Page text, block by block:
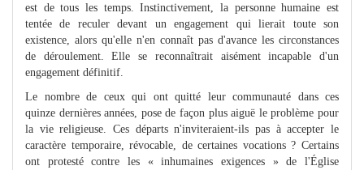
est de tous les temps. Instinctivement, la personne humaine est
tentée de reculer devant un engagement qui lierait toute son
existence, alors qu'elle n'en connaît pas d'avance les circonstances
de déroulement. Elle se reconnaîtrait aisément incapable d'un
engagement définitif.
Le nombre de ceux qui ont quitté leur communauté dans ces
quinze dernières années, pose de façon plus aiguë le problème pour
la vie religieuse. Ces départs n'inviteraient-ils pas à accepter le
caractère temporaire, révocable, de certaines vocations ? Certains
ont protesté contre les « inhumaines exigences » de l'Église